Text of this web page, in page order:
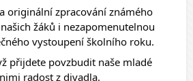
originální zpracování známého
žáků i nezapomenutelnou
vystoupení školního roku.
přijdete povzbudit naše mladé
radost z divadla.